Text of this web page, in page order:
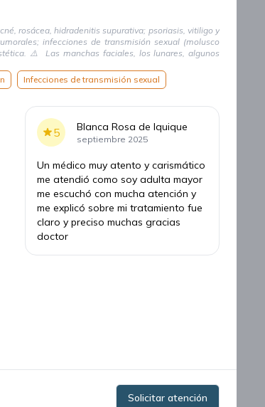
rosácea, hidradenitis supurativa; psoriasis, vitiligo y
infecciones de transmisión sexual (molusco
⚠️ Las manchas faciales, los lunares, algunos
Infecciones de transmisión sexual
5 Blanca Rosa de Iquique
septiembre 2025
Un médico muy atento y carismático
me atendió como soy adulta mayor
me escuchó con mucha atención y
me explicó sobre mi tratamiento fue
claro y preciso muchas gracias
doctor
Solicitar atención